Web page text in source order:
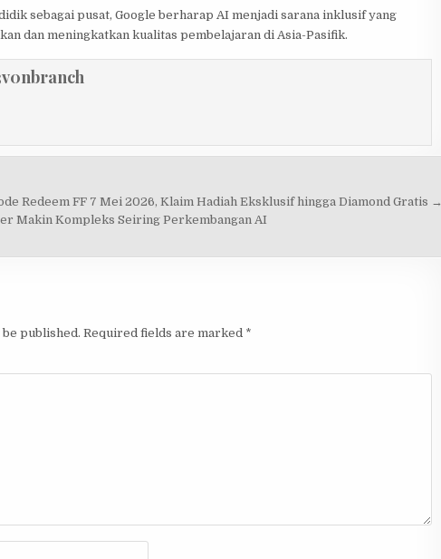
sebagai pusat, Google berharap AI menjadi sarana inklusif yang
dan meningkatkan kualitas pembelajaran di Asia-Pasifik.
Redeem FF 7 Mei 2026, Klaim Hadiah Eksklusif hingga Diamond Gratis →
Makin Kompleks Seiring Perkembangan AI
published. Required fields are marked *